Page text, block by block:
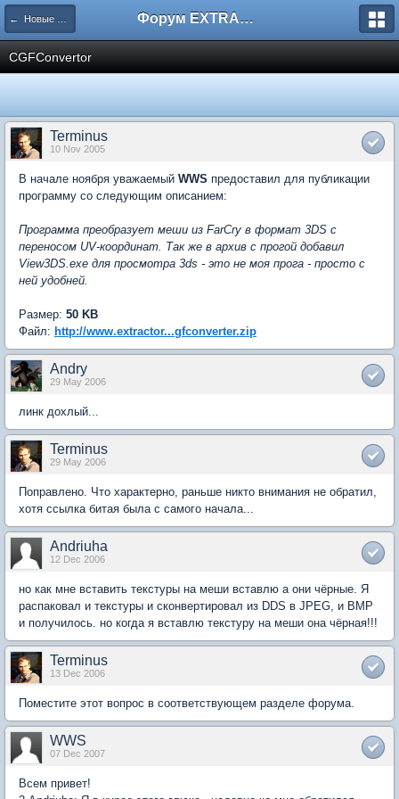
← Новые программы на сайте Форум EXTRACTOR.ru
CGFConvertor
Terminus
10 Nov 2005
В начале ноября уважаемый WWS предоставил для публикации
программу со следующим описанием:
Программа преобразует меши из FarCry в формат 3DS с
переносом UV-координат. Так же в архив с прогой добавил
View3DS.exe для просмотра 3ds - это не моя прога - просто с
ней удобней.
Размер: 50 KB
Файл: http://www.extractor...gfconverter.zip
Andry
29 May 2006
линк дохлый...
Terminus
29 May 2006
Поправлено. Что характерно, раньше никто внимания не обратил,
хотя ссылка битая была с самого начала...
Andriuha
12 Dec 2006
но как мне вставить текстуры на меши вставлю а они чёрные. Я
распаковал и текстуры и сконвертировал из DDS в JPEG, и BMP
и получилось. но когда я вставлю текстуру на меши она чёрная!!!
Terminus
13 Dec 2006
Поместите этот вопрос в соответствующем разделе форума.
WWS
07 Dec 2007
Всем привет!